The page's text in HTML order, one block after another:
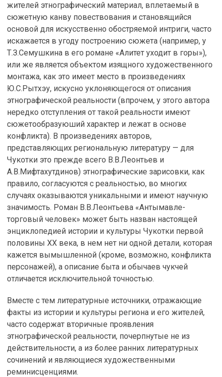
жителей этнографический материал, вплетаемый в
сюжетную канву повествования и становящийся
основой для искусственно обостряемой интриги, часто
искажается в угоду построению сюжета (например, у
Т.З.Семушкина в его романе «Алитет уходит в горы»),
или же является объектом изящного художественного
монтажа, как это имеет место в произведениях
Ю.С.Рытхэу, искусно уклоняющегося от описания
этнографической реальности (впрочем, у этого автора
нередко отступления от такой реальности имеют
сюжетообразуюший характер и лежат в основе
конфликта). В произведениях авторов,
представляющих региональную литературу — для
Чукотки это прежде всего В.В.Леонтьев и
А.В.Мифтахутдинов) этнографические зарисовки, как
правило, согласуются с реальностью, во многих
случаях оказываются уникальными и имеют научную
значимость. Роман В.В.Леонтьева «Антымавле-
торговый человек» может быть назван настоящей
энциклопедией истории и культуры Чукотки первой
половины ХХ века, в нем нет ни одной детали, которая
кажется вымышленной (кроме, возможно, конфликта
персонажей), а описание быта и обычаев чукчей
отличается исключительной точностью.
Вместе с тем литературные источники, отражающие
факты из истории и культуры региона и его жителей,
часто содержат вторичные проявления
этнографической реальности, почерпнутые не из
действительности, а из более ранних литературных
сочинений и являющиеся художественными
реминисценциями.